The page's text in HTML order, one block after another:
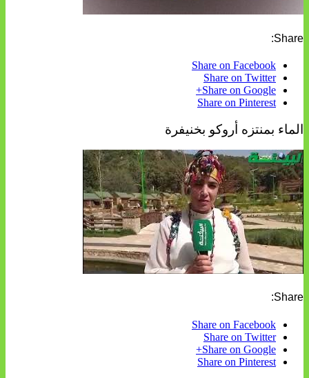
Share:
Share on Facebook
Share on Twitter
Share on Google+
Share on Pinterest
الماء بمنتزه أروكو بخنيفرة
Share:
Share on Facebook
Share on Twitter
Share on Google+
Share on Pinterest